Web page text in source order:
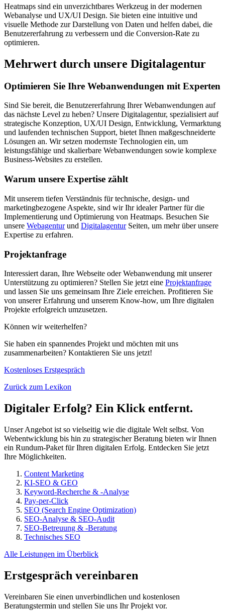
Heatmaps sind ein unverzichtbares Werkzeug in der modernen
Webanalyse und UX/UI Design. Sie bieten eine intuitive und
visuelle Methode zur Darstellung von Daten und helfen dabei, die
Benutzererfahrung zu verbessern und die Conversion-Rate zu
optimieren.
Mehrwert durch unsere Digitalagentur
Optimieren Sie Ihre Webanwendungen mit Experten
Sind Sie bereit, die Benutzererfahrung Ihrer Webanwendungen auf
das nächste Level zu heben? Unsere Digitalagentur, spezialisiert auf
strategische Konzeption, UX/UI Design, Entwicklung, Vermarktung
und laufenden technischen Support, bietet Ihnen maßgeschneiderte
Lösungen an. Wir setzen modernste Technologien ein, um
leistungsfähige und skalierbare Webanwendungen sowie komplexe
Business-Websites zu erstellen.
Warum unsere Expertise zählt
Mit unserem tiefen Verständnis für technische, design- und
marketingbezogene Aspekte, sind wir Ihr idealer Partner für die
Implementierung und Optimierung von Heatmaps. Besuchen Sie
unsere Webagenturund DigitalagenturSeiten, um mehr über unsere
Expertise zu erfahren.
Projektanfrage
Interessiert daran, Ihre Webseite oder Webanwendung mit unserer
Unterstützung zu optimieren? Stellen Sie jetzt eine Projektanfrage
und lassen Sie uns gemeinsam Ihre Ziele erreichen. Profitieren Sie
von unserer Erfahrung und unserem Know-how, um Ihre digitalen
Projekte erfolgreich umzusetzen.
Können wir weiterhelfen?
Sie haben ein spannendes Projekt und möchten mit uns
zusammenarbeiten? Kontaktieren Sie uns jetzt!
Kostenloses Erstgespräch
Zurück zum Lexikon
Digitaler Erfolg? Ein Klick entfernt.
Unser Angebot ist so vielseitig wie die digitale Welt selbst. Von
Webentwicklung bis hin zu strategischer Beratung bieten wir Ihnen
ein Rundum-Paket für Ihren digitalen Erfolg. Entdecken Sie jetzt
Ihre Möglichkeiten.
Content Marketing
KI-SEO & GEO
Keyword-Recherche & -Analyse
Pay-per-Click
SEO (Search Engine Optimization)
SEO-Analyse & SEO-Audit
SEO-Betreuung & -Beratung
Technisches SEO
Alle Leistungen im Überblick
Erstgespräch vereinbaren
Vereinbaren Sie einen unverbindlichen und kostenlosen
Beratungstermin und stellen Sie uns Ihr Projekt vor.